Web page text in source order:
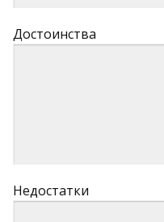
Достоинства
Недостатки